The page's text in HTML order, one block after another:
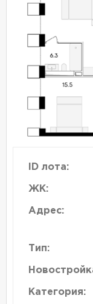
ID лота:
ЖК:
Адрес:
Тип:
Категория: